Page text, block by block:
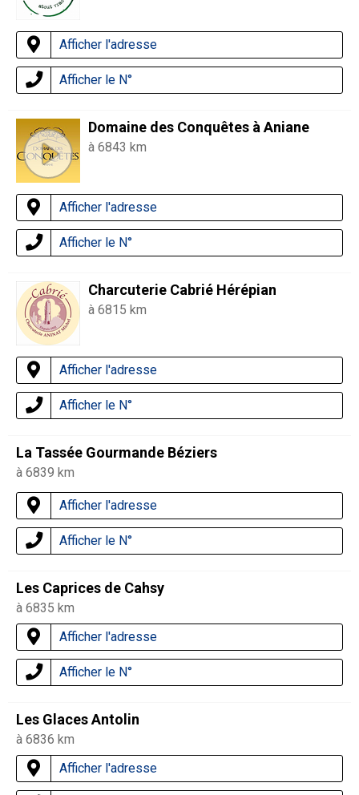
Afficher l'adresse
Afficher le N°
Domaine des Conquêtes à Aniane
à 6843 km
Afficher l'adresse
Afficher le N°
Charcuterie Cabrié Hérépian
à 6815 km
Afficher l'adresse
Afficher le N°
La Tassée Gourmande Béziers
à 6839 km
Afficher l'adresse
Afficher le N°
Les Caprices de Cahsy
à 6835 km
Afficher l'adresse
Afficher le N°
Les Glaces Antolin
à 6836 km
Afficher l'adresse